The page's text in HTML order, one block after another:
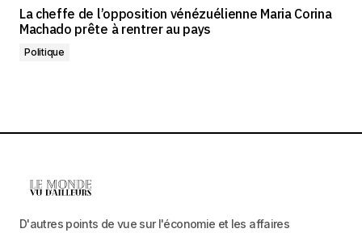
La cheffe de l’opposition vénézuélienne Maria Corina
Machado prête à rentrer au pays
Politique
D'autres points de vue sur l'économie et les affaires